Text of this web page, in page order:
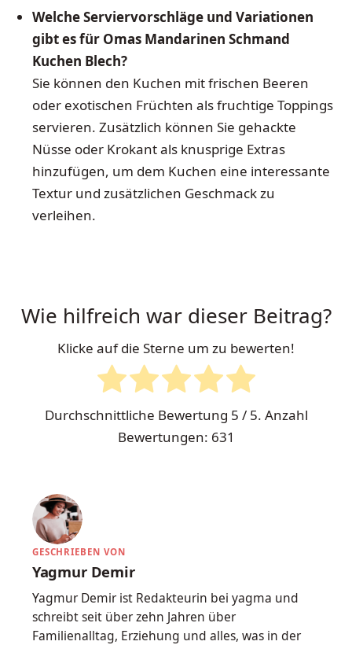
Welche Serviervorschläge und Variationen
gibt es für Omas Mandarinen Schmand
Kuchen Blech?
Sie können den Kuchen mit frischen Beeren
oder exotischen Früchten als fruchtige Toppings
servieren. Zusätzlich können Sie gehackte
Nüsse oder Krokant als knusprige Extras
hinzufügen, um dem Kuchen eine interessante
Textur und zusätzlichen Geschmack zu
verleihen.
Wie hilfreich war dieser Beitrag?
Klicke auf die Sterne um zu bewerten!
Durchschnittliche Bewertung 5 / 5. Anzahl
Bewertungen: 631
GESCHRIEBEN VON
Yagmur Demir
Yagmur Demir ist Redakteurin bei yagma und
schreibt seit über zehn Jahren über
Familienalltag, Erziehung und alles, was in der